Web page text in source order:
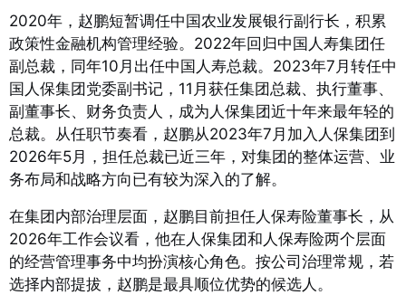
2020年，赵鹏短暂调任中国农业发展银行副行长，积累
政策性金融机构管理经验。2022年回归中国人寿集团任
副总裁，同年10月出任中国人寿总裁。2023年7月转任中
国人保集团党委副书记，11月获任集团总裁、执行董事、
副董事长、财务负责人，成为人保集团近十年来最年轻的
总裁。从任职节奏看，赵鹏从2023年7月加入人保集团到
2026年5月，担任总裁已近三年，对集团的整体运营、业
务布局和战略方向已有较为深入的了解。
在集团内部治理层面，赵鹏目前担任人保寿险董事长，从
2026年工作会议看，他在人保集团和人保寿险两个层面
的经营管理事务中均扮演核心角色。按公司治理常规，若
选择内部提拔，赵鹏是最具顺位优势的候选人。